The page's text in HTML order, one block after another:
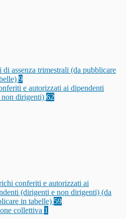
di assenza trimestrali (da pubblicare
9
e autorizzati ai dipendenti
dirigenti) 62
conferiti e autorizzati ai
(dirigenti e non dirigenti) (da
in tabelle) 59
collettiva 1